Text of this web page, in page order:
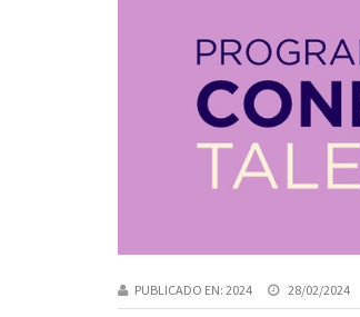
PUBLICADO EN: 2024 28/02/2024